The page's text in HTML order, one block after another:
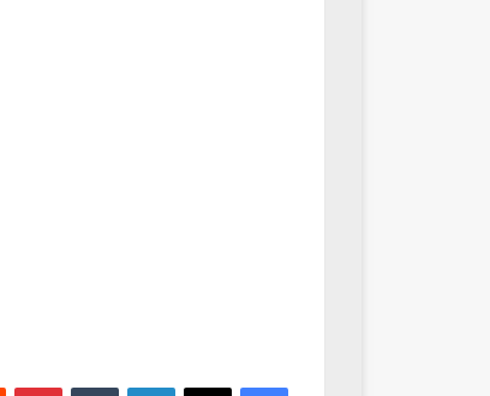
فيسبوك لينكدإن بينتيريست